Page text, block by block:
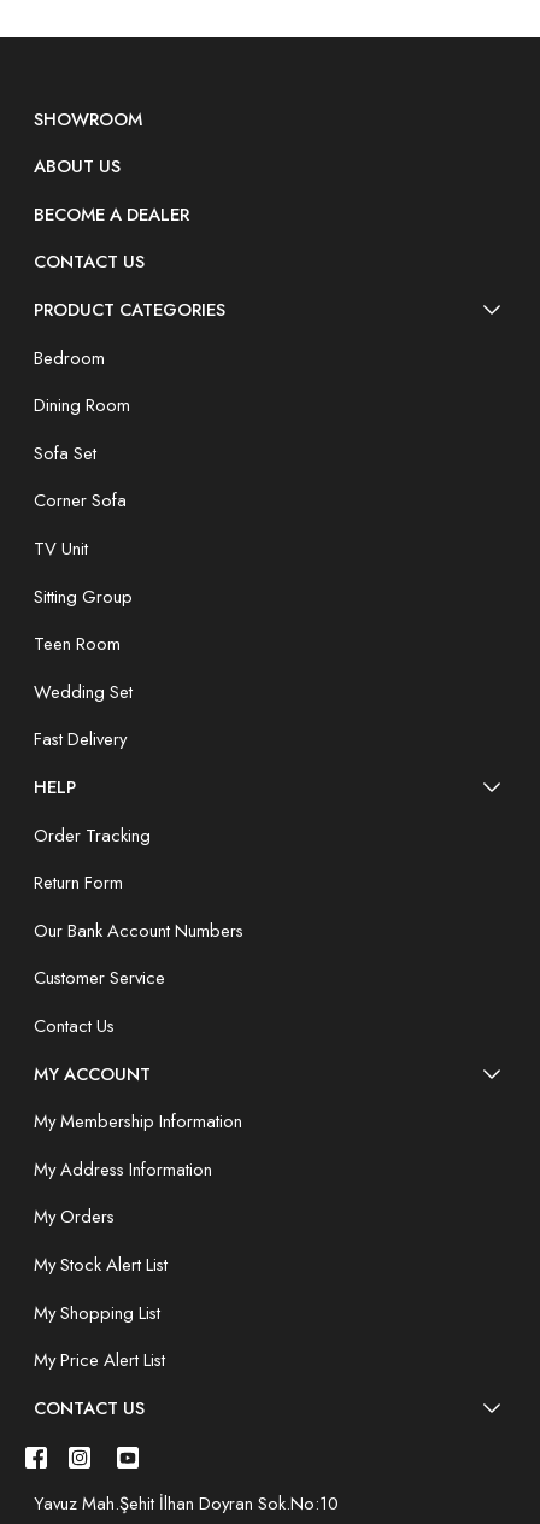
SHOWROOM
ABOUT US
BECOME A DEALER
CONTACT US
PRODUCT CATEGORIES
Bedroom
Dining Room
Sofa Set
Corner Sofa
TV Unit
Sitting Group
Teen Room
Wedding Set
Fast Delivery
HELP
Order Tracking
Return Form
Our Bank Account Numbers
Customer Service
Contact Us
MY ACCOUNT
My Membership Information
My Address Information
My Orders
My Stock Alert List
My Shopping List
My Price Alert List
CONTACT US
Yavuz Mah.Şehit İlhan Doyran Sok.No:10